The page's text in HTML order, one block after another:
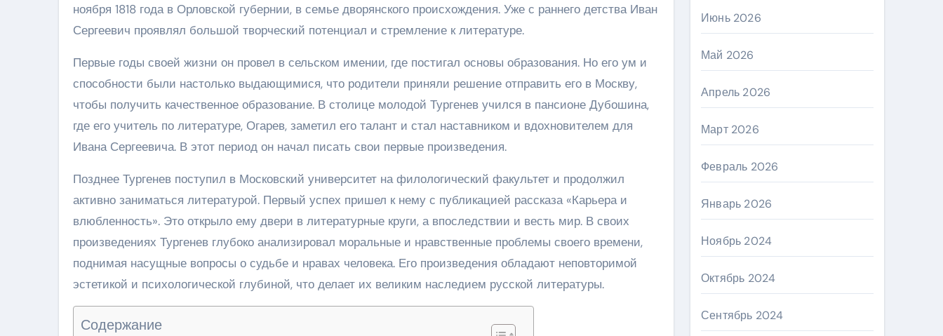
ноября 1818 года в Орловской губернии, в семье дворянского происхождения. Уже с раннего детства Иван
Сергеевич проявлял большой творческий потенциал и стремление к литературе.
Первые годы своей жизни он провел в сельском имении, где постигал основы образования. Но его ум и
способности были настолько выдающимися, что родители приняли решение отправить его в Москву,
чтобы получить качественное образование. В столице молодой Тургенев учился в пансионе Дубошина,
где его учитель по литературе, Огарев, заметил его талант и стал наставником и вдохновителем для
Ивана Сергеевича. В этот период он начал писать свои первые произведения.
Позднее Тургенев поступил в Московский университет на филологический факультет и продолжил
активно заниматься литературой. Первый успех пришел к нему с публикацией рассказа «Карьера и
влюбленность». Это открыло ему двери в литературные круги, а впоследствии и весть мир. В своих
произведениях Тургенев глубоко анализировал моральные и нравственные проблемы своего времени,
поднимая насущные вопросы о судьбе и нравах человека. Его произведения обладают неповторимой
эстетикой и психологической глубиной, что делает их великим наследием русской литературы.
Содержание
Июнь 2026
Май 2026
Апрель 2026
Март 2026
Февраль 2026
Январь 2026
Ноябрь 2024
Октябрь 2024
Сентябрь 2024